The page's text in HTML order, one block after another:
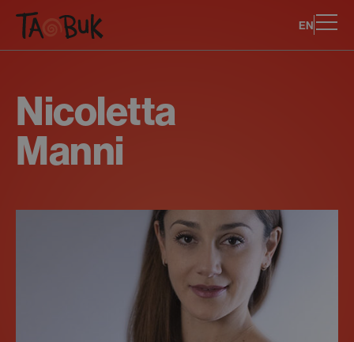
EN
Nicoletta
Manni